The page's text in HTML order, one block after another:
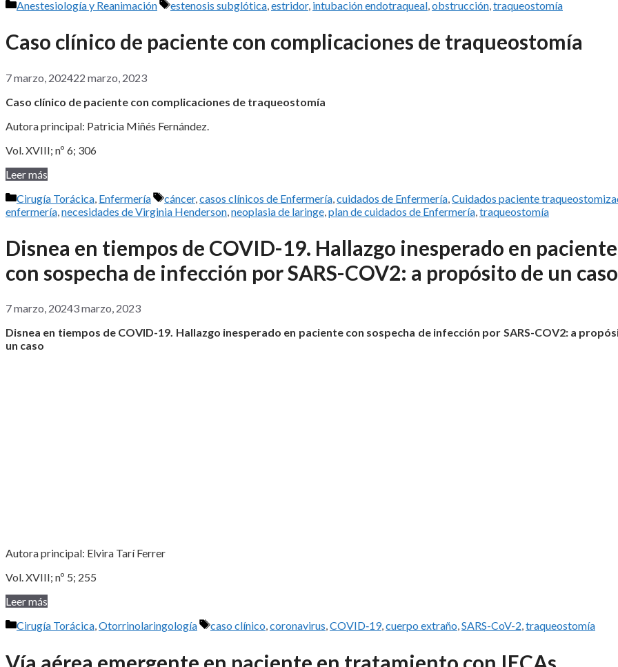
Categorías
Anestesiología y Reanimación Etiquetas
estenosis subglótica,estridor, intubación endotraqueal,obstrucción,traqueostomía
Caso clínico de paciente con complicaciones de traqueostomía
7 marzo, 202422 marzo, 2023
Caso clínico de paciente con complicaciones de traqueostomía
Autora principal: Patricia Miñés Fernández.
Vol. XVIII; nº 6; 306
Leer más
Categorías
Cirugía Torácica Enfermería Etiquetas
cáncer, casos clínicos de Enfermería cuidados de Enfermería Cuidados paciente
enfermería necesidades de Virginia Henderson neoplasia de laringe plan de cuidados de Enfermería traqueostomía
Disnea en tiempos de COVID-19. Hallazgo inesperado en paciente
con sospecha de infección por SARS-COV2: a propósito de un caso
7 marzo, 20243 marzo, 2023
Disnea en tiempos de COVID-19. Hallazgo inesperado en paciente con sospecha de infección por SARS-COV2: a
un caso
Autora principal: Elvira Tarí Ferrer
Vol. XVIII; nº 5; 255
Leer más
Categorías
Cirugía Torácica,Otorrinolaringología Etiquetas
caso clínico,coronavirus,COVID‑19,cuerpo extraño,SARS-CoV-2,traqueostomía